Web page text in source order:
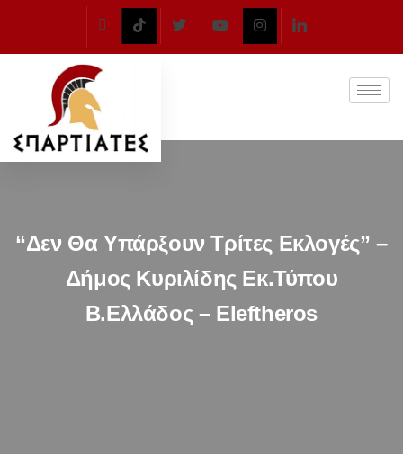
“Δεν Θα Υπάρξουν Τρίτες Εκλογές” –
Δήμος Κυριλίδης Εκ.Τύπου
Β.Ελλάδος – Eleftheros